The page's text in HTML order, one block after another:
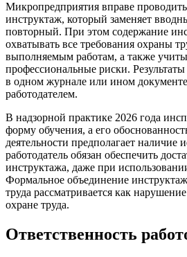
Микропредприятия вправе
инструктаж, который заменяет
повторный. При этом содержание
охватывать все требования охраны
выполняемым работам, а также
профессиональные риски.
в одном журнале или ином
работодателем.
В надзорной практике 2026 года
форму обучения, а его
деятельности предполагает наличие
работодатель обязан обеспечить
инструктажа, даже при
Формальное объединение
труда рассматривается как
охране труда.
Ответственность